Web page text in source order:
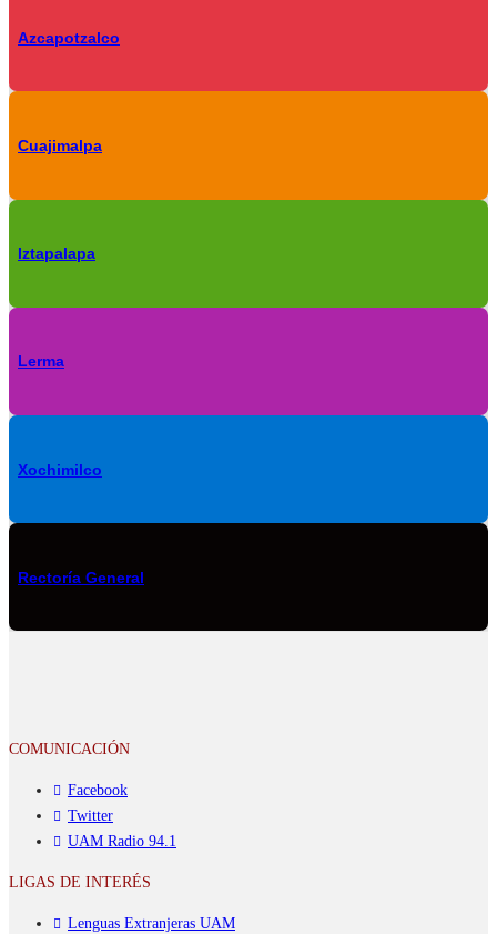
Azcapotzalco
Cuajimalpa
Iztapalapa
Lerma
Xochimilco
Rectoría General
COMUNICACIÓN
Facebook
Twitter
UAM Radio 94.1
LIGAS DE INTERÉS
Lenguas Extranjeras UAM